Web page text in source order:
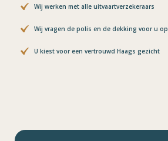
Wij werken met alle uitvaartverzekeraars
Wij vragen de polis en de dekking voor u op
U kiest voor een vertrouwd Haags gezicht